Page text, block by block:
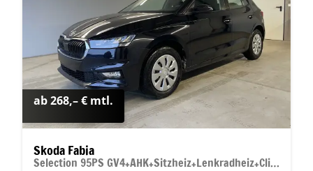
ab 268,– € mtl.
Skoda Fabia
Selection 95PS GV4+AHK+Sitzheiz+Lenkradheiz+Climatronic+Tempomat+PDC